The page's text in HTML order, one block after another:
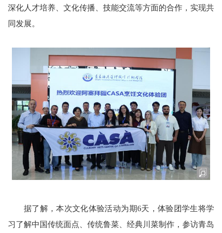
深化人才培养、文化传播、技能交流等方面的合作，实现共
同发展。
据了解，本次文化体验活动为期6天，体验团学生将学
习了解中国传统面点、传统鲁菜、经典川菜制作，参访青岛